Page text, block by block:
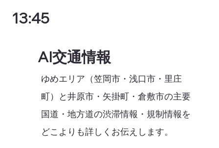
13:45
AI交通情報
ゆめエリア（笠岡市・浅口市・里庄
町）と井原市・矢掛町・倉敷市の主要
国道・地方道の渋滞情報・規制情報を
どこよりも詳しくお伝えします。